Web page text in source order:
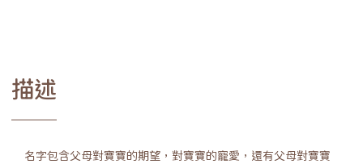
描述
名字包含父母對寶寶的期望，對寶寶的寵愛，還有父母對寶寶